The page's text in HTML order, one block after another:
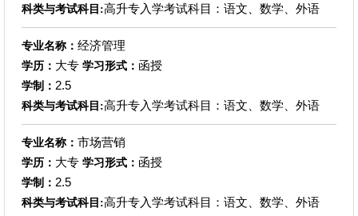
科类与考试科目:高升专入学考试科目：语文、数学、外语
专业名称： 经济管理
学历： 大专 学习形式： 函授
学制： 2.5
科类与考试科目:高升专入学考试科目：语文、数学、外语
专业名称： 市场营销
学历： 大专 学习形式： 函授
学制： 2.5
科类与考试科目:高升专入学考试科目：语文、数学、外语